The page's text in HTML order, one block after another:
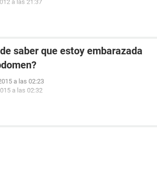
a las 21:37
saber que estoy embarazada
a las 02:23
a las 02:32